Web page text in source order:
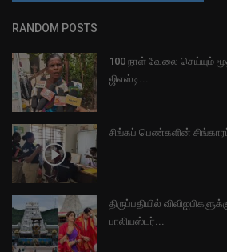
RANDOM POSTS
100 நாள் வேலை செய்யும்
ஜிஎஸ்டி...
சிங்கப் பெண்களின்
திருப்பதியில்
பாலியஸ்டர்...